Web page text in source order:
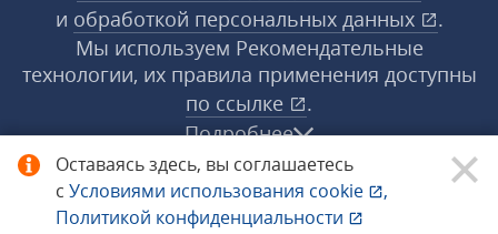
Оставаясь здесь, вы соглашаетесь
с Условиями использования cookie
,
Политикой конфиденциальности
и обработкой персональных данных
.
Мы используем Рекомендательные
технологии, их правила применения доступны
по ссылке
.
Подробнее
© 1998−2026 «1С‑Рарус» ®. Все права
защищены.